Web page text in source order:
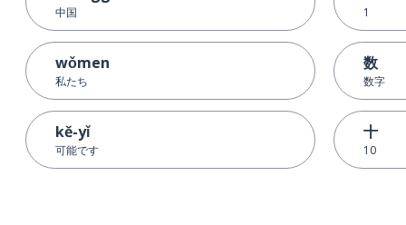
中国
wǒmen
私たち
kě-yǐ
可能です
1
数
数字
十
10